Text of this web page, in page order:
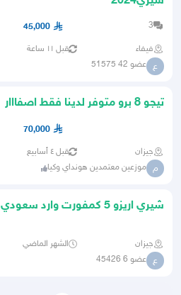
3
45,000
فيفاء قبل ١١ ساعة
ع عضو 42 51575
تيجو 8 برو متوفر لدينا فقط اصفااار
70,000
جيزان قبل ٤ أسابيع
م موزعين معتمدين هونداي وكيا
شيري اريزو 5 كمفورت وارد سعودي
جيزان الشهر الماضي
ع عضو 6 45426